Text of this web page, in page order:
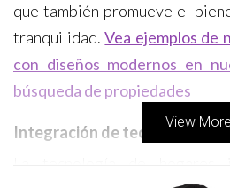
que también promueve el
tranquilidad.Vea ejemplos de
con diseños modernos en
búsqueda de propiedades
Integración de tecnología de
View More